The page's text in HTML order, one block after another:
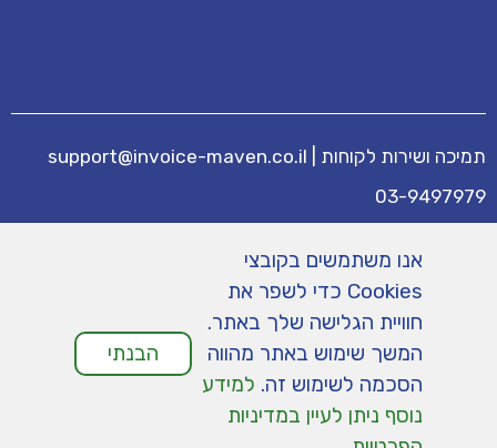
תמיכה ושירות לקוחות support@invoice-maven.co.il
03-9497979
תמיכה
הצהרת נגישות
| מדיניות פרטיות
אנו משתמשים בקובצי
Cookies כדי לשפר את
חוויית הגלישה שלך באתר.
המשך שימוש באתר מהווה
הסכמה לשימוש זה. למידע
נוסף ניתן לעיין במדיניות
הבנתי